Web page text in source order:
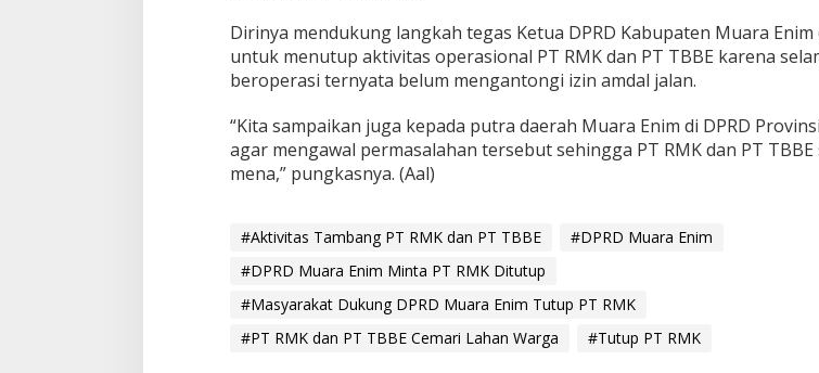
Dirinya mendukung langkah tegas Ketua DPRD Kabupaten Muara Enim
untuk menutup aktivitas operasional PT RMK dan PT TBBE karena
beroperasi ternyata belum mengantongi izin amdal jalan.
“Kita sampaikan juga kepada putra daerah Muara Enim di DPRD
agar mengawal permasalahan tersebut sehingga PT RMK dan PT TBBE
mena,” pungkasnya. (Aal)
#Aktivitas Tambang PT RMK dan PT TBBE
#DPRD Muara Enim
#DPRD Muara Enim Minta PT RMK Ditutup
#Masyarakat Dukung DPRD Muara Enim Tutup PT RMK
#PT RMK dan PT TBBE Cemari Lahan Warga
#Tutup PT RMK